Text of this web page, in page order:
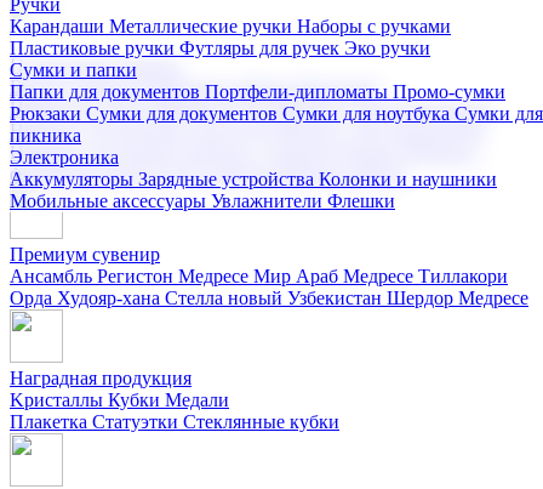
Ручки
Карандаши Металлические ручки Наборы с ручками
Пластиковые ручки Футляры для ручек Эко ручки
Сумки и папки
Папки для документов Портфели-дипломаты Промо-сумки
Рюкзаки Сумки для документов Сумки для ноутбука Сумки для
пикника
Электроника
Аккумуляторы Зарядные устройства Колонки и наушники
Мобильные аксессуары Увлажнители Флешки
Подарочные наборы
Бизнес наборыКофейные наборы Кошельки
Наборы из кожиНаборы ручекНаборы с аккумуляторами
Наборы с бутылками для воды
Наборы с ежедневниками
Наборы с кружками
флешкамиНовогодние наборыЧайные наборы
Премиум сувенир
Ансамбль Регистон Медресе Мир Араб Медресе Тиллакори
Орда Худояр-хана Стелла новый Узбекистан Шердор Медресе
Наградная продукция
Kристаллы Кубки Медали
Плакетка Статуэтки Стеклянные кубки